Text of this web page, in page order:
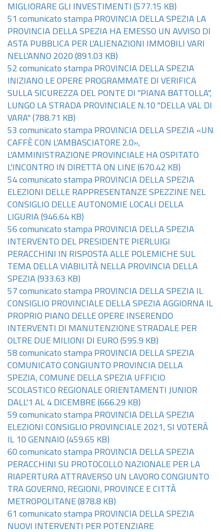
MIGLIORARE GLI INVESTIMENTI (577.15 KB)
51 comunicato stampa PROVINCIA DELLA SPEZIA LA
PROVINCIA DELLA SPEZIA HA EMESSO UN AVVISO DI
ASTA PUBBLICA PER L'ALIENAZIONI IMMOBILI VARI
NELL'ANNO 2020 (891.03 KB)
52 comunicato stampa PROVINCIA DELLA SPEZIA
INIZIANO LE OPERE PROGRAMMATE DI VERIFICA
SULLA SICUREZZA DEL PONTE DI "PIANA BATTOLLA",
LUNGO LA STRADA PROVINCIALE N.10 "DELLA VAL DI
VARA" (788.71 KB)
53 comunicato stampa PROVINCIA DELLA SPEZIA «UN
CAFFÈ CON L'AMBASCIATORE 2.0»,
L'AMMINISTRAZIONE PROVINCIALE HA OSPITATO
L'INCONTRO IN DIRETTA ON LINE (670.42 KB)
54 comunicato stampa PROVINCIA DELLA SPEZIA
ELEZIONI DELLE RAPPRESENTANZE SPEZZINE NEL
CONSIGLIO DELLE AUTONOMIE LOCALI DELLA
LIGURIA (946.64 KB)
56 comunicato stampa PROVINCIA DELLA SPEZIA
INTERVENTO DEL PRESIDENTE PIERLUIGI
PERACCHINI IN RISPOSTA ALLE POLEMICHE SUL
TEMA DELLA VIABILITÀ NELLA PROVINCIA DELLA
SPEZIA (933.63 KB)
57 comunicato stampa PROVINCIA DELLA SPEZIA IL
CONSIGLIO PROVINCIALE DELLA SPEZIA AGGIORNA IL
PROPRIO PIANO DELLE OPERE INSERENDO
INTERVENTI DI MANUTENZIONE STRADALE PER
OLTRE DUE MILIONI DI EURO (595.9 KB)
58 comunicato stampa PROVINCIA DELLA SPEZIA
COMUNICATO CONGIUNTO PROVINCIA DELLA
SPEZIA, COMUNE DELLA SPEZIA UFFICIO
SCOLASTICO REGIONALE ORIENTAMENTI JUNIOR
DALL'1 AL 4 DICEMBRE (666.29 KB)
59 comunicato stampa PROVINCIA DELLA SPEZIA
ELEZIONI CONSIGLIO PROVINCIALE 2021, SI VOTERÀ
IL 10 GENNAIO (459.65 KB)
60 comunicato stampa PROVINCIA DELLA SPEZIA
PERACCHINI SU PROTOCOLLO NAZIONALE PER LA
RIAPERTURA ATTRAVERSO UN LAVORO CONGIUNTO
TRA GOVERNO, REGIONI, PROVINCE E CITTÀ
METROPOLITANE (878.8 KB)
61 comunicato stampa PROVINCIA DELLA SPEZIA
NUOVI INTERVENTI PER POTENZIARE